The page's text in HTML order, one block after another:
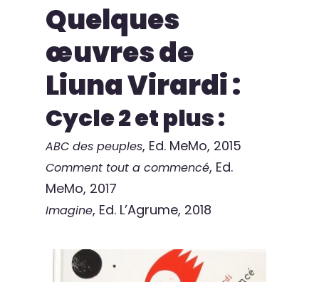
Quelques
œuvres de
Liuna Virardi :
Cycle 2 et plus :
ABC des peuples, Ed. MeMo, 2015
Comment tout a commencé, Ed.
MeMo, 2017
Imagine, Ed. L’Agrume, 2018